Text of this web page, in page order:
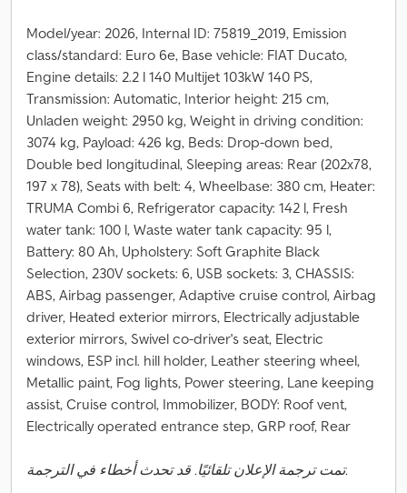
Model/year: 2026, Internal ID: 75819_2019, Emission
class/standard: Euro 6e, Base vehicle: FIAT Ducato,
Engine details: 2.2 l 140 Multijet 103kW 140 PS,
Transmission: Automatic, Interior height: 215 cm,
Unladen weight: 2950 kg, Weight in driving condition:
3074 kg, Payload: 426 kg, Beds: Drop-down bed,
Double bed longitudinal, Sleeping areas: Rear (202x78,
197 x 78), Seats with belt: 4, Wheelbase: 380 cm, Heater:
TRUMA Combi 6, Refrigerator capacity: 142 l, Fresh
water tank: 100 l, Waste water tank capacity: 95 l,
Battery: 80 Ah, Upholstery: Soft Graphite Black
Selection, 230V sockets: 6, USB sockets: 3, CHASSIS:
ABS, Airbag passenger, Adaptive cruise control, Airbag
driver, Heated exterior mirrors, Electrically adjustable
exterior mirrors, Swivel co-driver's seat, Electric
windows, ESP incl. hill holder, Leather steering wheel,
Metallic paint, Fog lights, Power steering, Lane keeping
assist, Cruise control, Immobilizer, BODY: Roof vent,
Electrically operated entrance step, GRP roof, Rear
تمت ترجمة الإعلان تلقائيًا. قد تحدث أخطاء في الترجمة.